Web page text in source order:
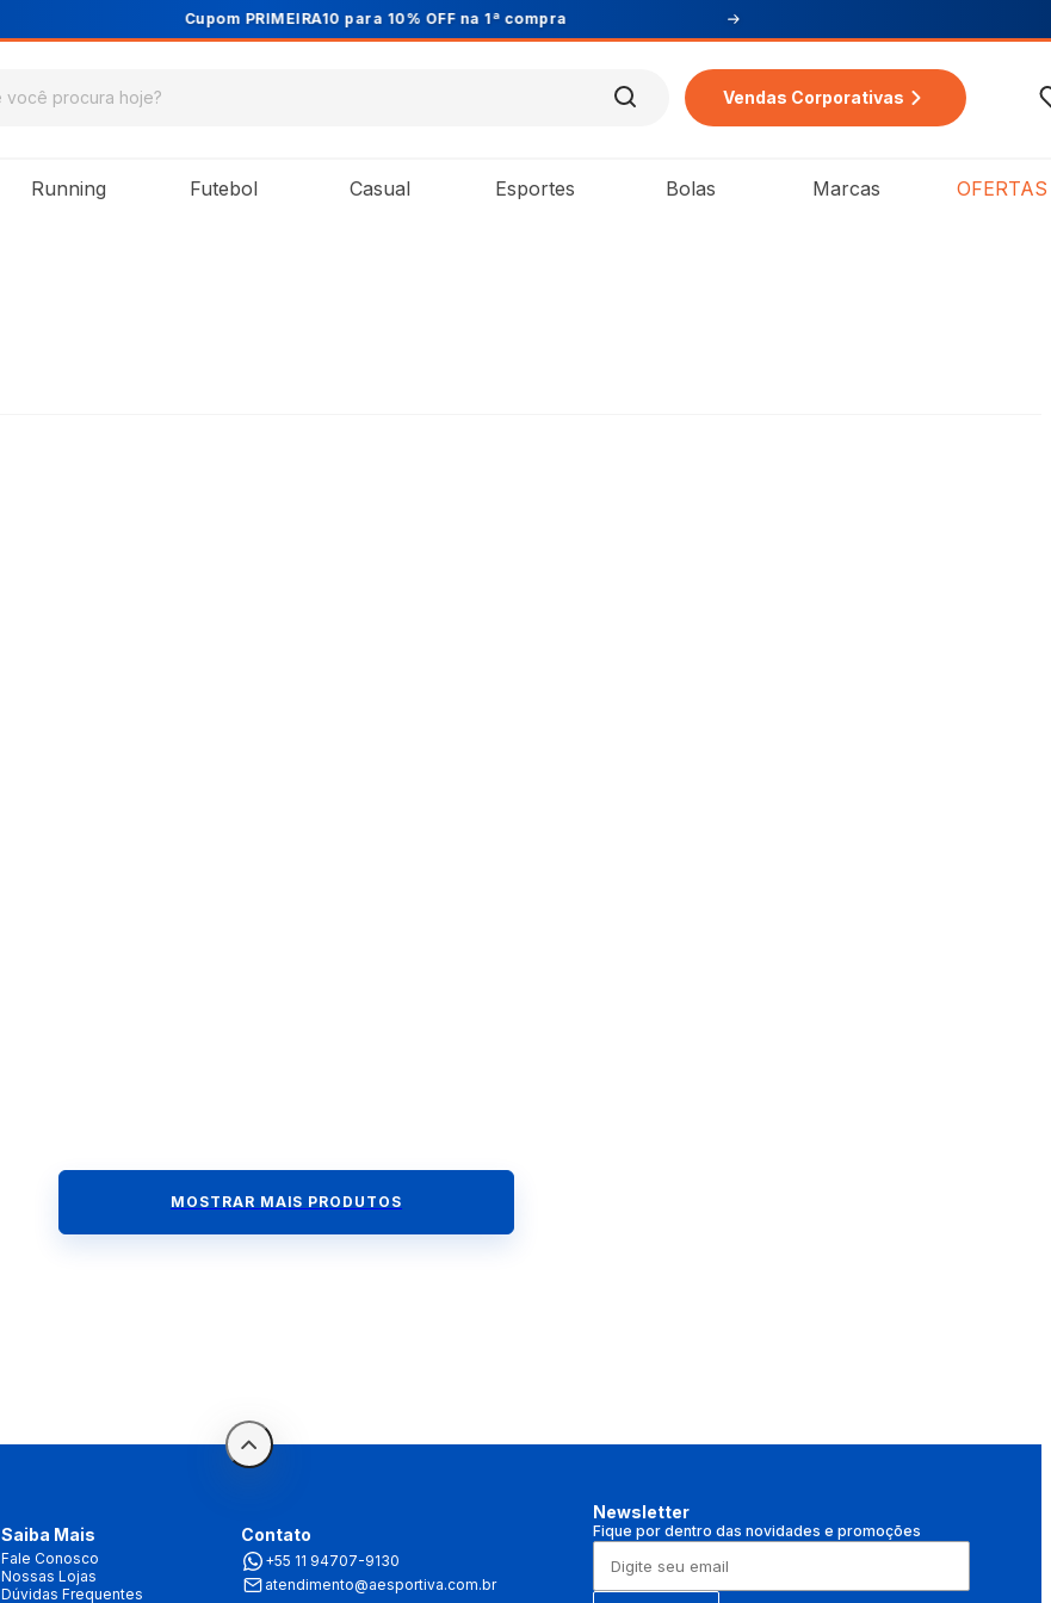
Cupom PRIMEIRA10 para 10% OFF na 1ª compra
Vendas Corporativas
Running Futebol Casual Esportes Bolas Marcas OFERTAS
MOSTRAR MAIS PRODUTOS
Saiba Mais
Fale Conosco
Nossas Lojas
Dúvidas Frequentes
Contato
+55 11 94707-9130
atendimento@aesportiva.com.br
Newsletter
Fique por dentro das novidades e promoções